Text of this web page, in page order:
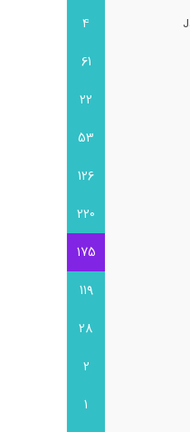
4
61
22
53
126
220
175
119
28
2
1